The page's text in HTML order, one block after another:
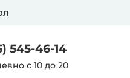
545-46-14
с 10 до 20